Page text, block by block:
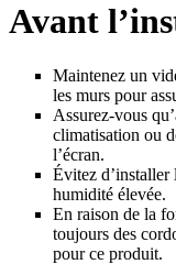
Avant
Maintenez un
les murs pour
Assurez-vous
climatisation ou
l’écran.
Évitez d’installer
humidité élevée.
En raison de la
toujours des
pour ce produit.